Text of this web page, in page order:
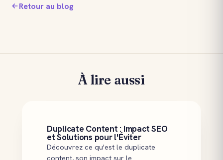
Retour au blog
À lire aussi
Duplicate Content : Impact SEO
et Solutions pour l'Éviter
Découvrez ce qu'est le duplicate
content, son impact sur le